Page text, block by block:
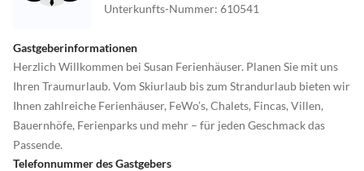
Unterkunfts-Nummer: 610541
Gastgeberinformationen
Herzlich Willkommen bei Susan Ferienhäuser. Planen Sie mit uns
Ihren Traumurlaub. Vom Skiurlaub bis zum Strandurlaub bieten wir
Ihnen zahlreiche Ferienhäuser, FeWo’s, Chalets, Fincas, Villen,
Bauernhöfe, Ferienparks und mehr – für jeden Geschmack das
Passende.
Telefonnummer des Gastgebers